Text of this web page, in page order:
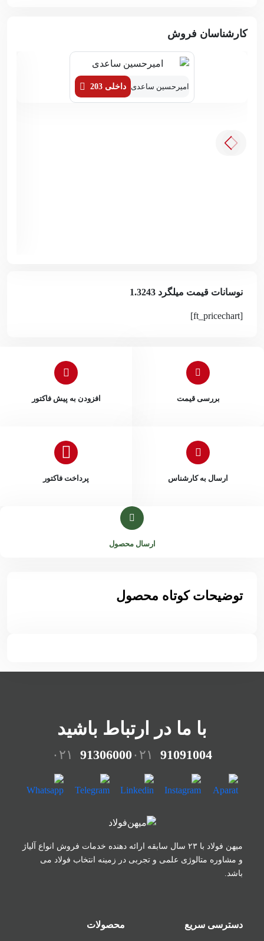
کارشناسان فروش
امیرحسین ساعدی داخلی 203
نوسانات قیمت میلگرد 1.3243
[ft_pricechart]
بررسی قیمت افزودن به پیش فاکتور
ارسال به کارشناس پرداخت فاکتور
ارسال محصول
توضیحات کوتاه محصول
میهن فولاد با ۲۳ سال سابقه ارائه دهنده خدمات فروش
انواع آلیاژ
و مشاوره متالوژی علمی و تجربی در زمینه
انتخاب فولاد می
باشد.
دسترسی سریع محصولات
با ما در ارتباط باشید
۰۲۱ 91091004 ۰۲۱ 91306000